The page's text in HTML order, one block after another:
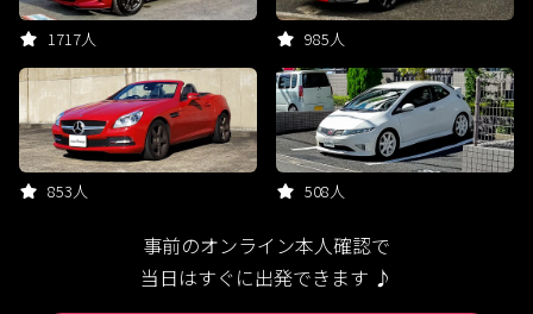
1717人 985人
853人 508人
事前のオンライン本人確認で
当日はすぐに出発できます ♪